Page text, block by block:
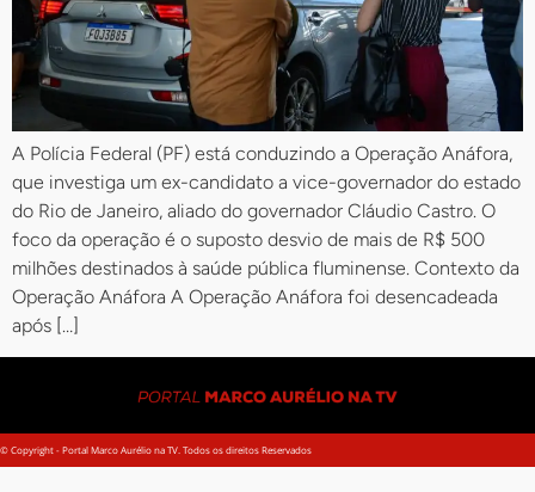
A Polícia Federal (PF) está conduzindo a Operação Anáfora,
que investiga um ex-candidato a vice-governador do estado
do Rio de Janeiro, aliado do governador Cláudio Castro. O
foco da operação é o suposto desvio de mais de R$ 500
milhões destinados à saúde pública fluminense. Contexto da
Operação Anáfora A Operação Anáfora foi desencadeada
após […]
© Copyright - Portal Marco Aurélio na TV. Todos os direitos Reservados